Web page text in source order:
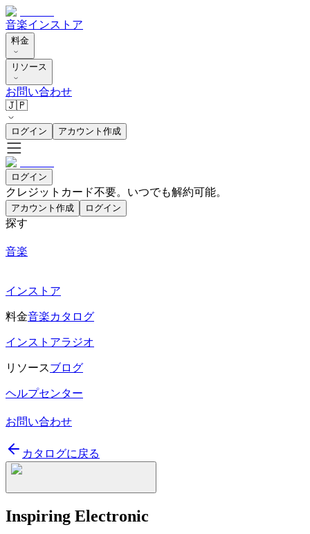
音楽インストア
料金
リソース
お問い合わせ
🇯🇵
ログイン アカウント作成
ログイン
クレジットカード不要。いつでも解約可能。
アカウント作成 ログイン
探す
音楽
インストア
料金音楽カタログ
インストアラジオ
リソースブログ
ヘルプセンター
お問い合わせ
カタログに戻る
Inspiring Electronic